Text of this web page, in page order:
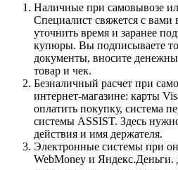
Наличные при самовывозе
Специалист свяжется с вами
уточнить время и заранее
купюры. Вы подписываете
документы, вносите
товар и чек.
Безналичный расчет при
интернет-магазине: карты
оплатить покупку, система
системы ASSIST. Здесь
действия и имя держателя.
Электронные системы при
WebMoney и